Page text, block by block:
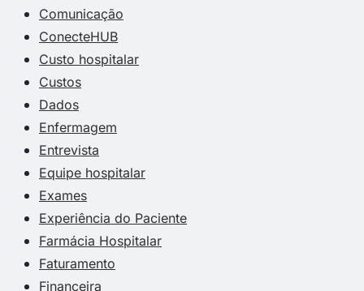
Comunicação
ConecteHUB
Custo hospitalar
Custos
Dados
Enfermagem
Entrevista
Equipe hospitalar
Exames
Experiência do Paciente
Farmácia Hospitalar
Faturamento
Financeira